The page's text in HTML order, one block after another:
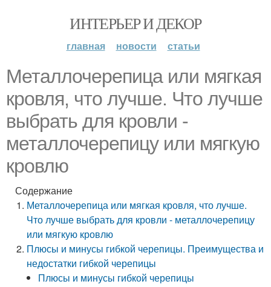
ИНТЕРЬЕР И ДЕКОР
главная новости статьи
Металлочерепица или мягкая
кровля, что лучше. Что лучше
выбрать для кровли -
металлочерепицу или мягкую
кровлю
Содержание
Металлочерепица или мягкая кровля, что лучше.
Что лучше выбрать для кровли - металлочерепицу
или мягкую кровлю
Плюсы и минусы гибкой черепицы. Преимущества и
недостатки гибкой черепицы
Плюсы и минусы гибкой черепицы